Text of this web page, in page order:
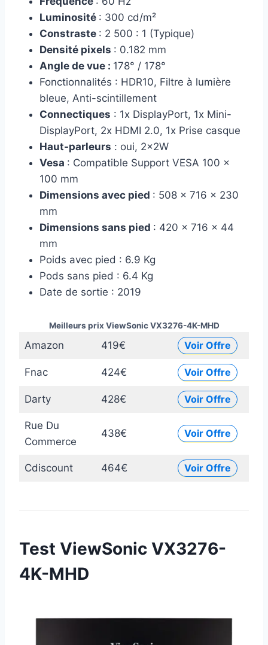
Luminosité : 300 cd/m²
Constraste : 2 500 : 1 (Typique)
Densité pixels : 0.182 mm
Angle de vue : 178° / 178°
Fonctionnalités : HDR10, Filtre à lumière
bleue, Anti-scintillement
Connectiques : 1x DisplayPort, 1x Mini-
DisplayPort, 2x HDMI 2.0, 1x Prise casque
Haut-parleurs : oui, 2x2W
Vesa : Compatible Support VESA 100 x
100 mm
Dimensions avec pied : 508 x 716 x 230
mm
Dimensions sans pied : 420 x 716 x 44
mm
Poids avec pied : 6.9 Kg
Pods sans pied : 6.4 Kg
Date de sortie : 2019
Amazon 419€ Voir Offre
Fnac 424€ Voir Offre
Darty 428€ Voir Offre
Rue Du
Commerce
438€ Voir Offre
Cdiscount 464€ Voir Offre
Meilleurs prix ViewSonic VX3276-4K-MHD
Test ViewSonic VX3276-
4K-MHD